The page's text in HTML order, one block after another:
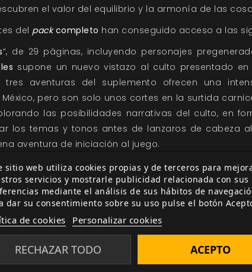
el valor del equilibrio y la armonía de las
del packcompleto han conseguido acceso a las
”, de 29 páginas, incluyendo personajes
supone un nuevo vistazo al culto presentado
tres aventuras del suplemento ofrecen una
pero son solo unos cortes en la surtida
las posibilidades narrativas del culto, en
los temas y tonos antes de lanzaros de cabeza
aventura de iniciación al juego.
”, de 15 páginas y escrita por Pedro J. Ramos
niña que ha escrito una carta al Templo Volador
ha llevado a Loren, su hermano pequeño, y
garras de la familia real de Ythil.
Springs”, de 11 páginas, incluyendo personajes
, narra la historia de la llegada de una banda
con la intención de asaltar la casa de un
sitio web utiliza cookies propias y de terceros para
servicios y mostrarle publicidad relacionada con sus
mediante el análisis de sus hábitos de
dar su consentimiento sobre su uso pulse el botón
de cookies Personalizar cookies
RECHAZAR TODO ACEPTO